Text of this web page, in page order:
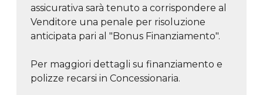
assicurativa sarà tenuto a corrispondere al
Venditore una penale per risoluzione
anticipata pari al "Bonus Finanziamento".
Per maggiori dettagli su finanziamento e
polizze recarsi in Concessionaria.